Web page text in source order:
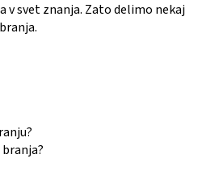
v svet znanja. Zato delimo nekaj